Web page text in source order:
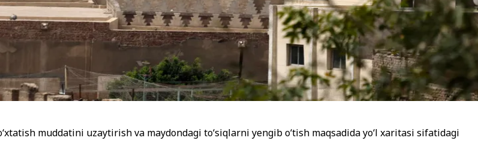
‘xtatish muddatini uzaytirish va maydondagi to‘siqlarni yengib o‘tish maqsadida yo‘l xaritasi sifatidagi